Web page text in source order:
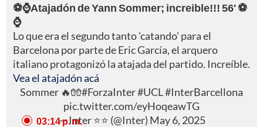
⚽⌚Atajadón de Yann Sommer; increible!!! 56' ⚽
⌚
Lo que era el segundo tanto 'catando' para el
Barcelona por parte de Eric García, el arquero
italiano protagonizó la atajada del partido. Increíble.
Vea el atajadón acá
Sommer 🔥🧤#ForzaInter#UCL#InterBarcellona
pic.twitter.com/eyHoqeawTG
— Inter ⭐⭐ (@Inter) May 6, 2025
03:14 p. m.